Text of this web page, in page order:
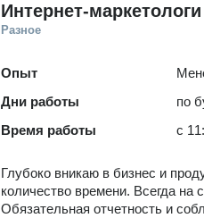
Интернет-маркетологи
Разное
Опыт
Дни работы
по
Время работы
с
Глубоко вникаю в бизнес и
количество времени. Всегда на
Обязательная отчетность и